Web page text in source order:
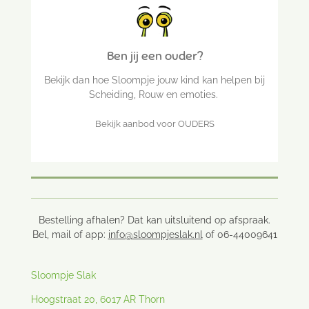
Ben jij een ouder?
Bekijk dan hoe Sloompje jouw kind kan helpen bij
Scheiding, Rouw en emoties.
Bekijk aanbod voor OUDERS
Bestelling afhalen? Dat kan uitsluitend op afspraak.
Bel, mail of app: info@sloompjeslak.nl of 06-44009641
Sloompje Slak
Hoogstraat 20, 6017 AR Thorn